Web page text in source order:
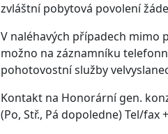
zvláštní pobytová povolení
V naléhavých případech mimo
možno na záznamníku
pohotovostní služby
Kontakt na Honorární gen.
(Po, Stř., Pá dopoledne) Tel/fax